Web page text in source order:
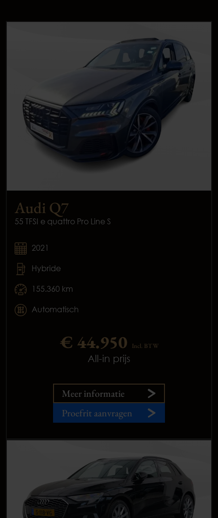
Audi Q7
55 TFSI e quattro Pro Line S
2021
Hybride
155.360 km
Automatisch
€ 44.950 Incl. BTW
All-in prijs
Meer informatie
Proefrit aanvragen